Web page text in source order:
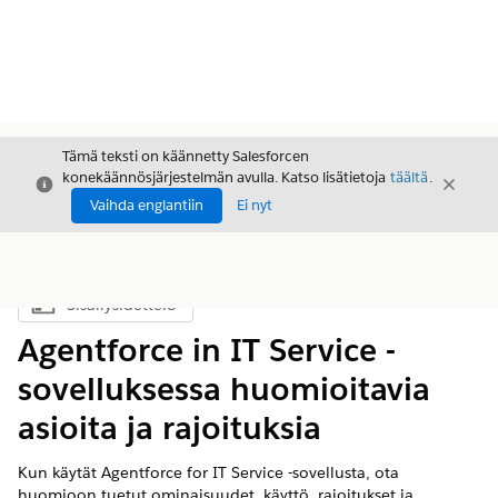
Sulje
Tämä teksti on käännetty Salesforcen
konekäännösjärjestelmän avulla. Katso lisätietoja täältä.
Vaihda englantiin
Ei nyt
Sulje
Näytä sisällysluettelo
Sisällysluettelo
Agentforce in IT Service -
sovelluksessa huomioitavia
asioita ja rajoituksia
Kun käytät Agentforce for IT Service -sovellusta, ota